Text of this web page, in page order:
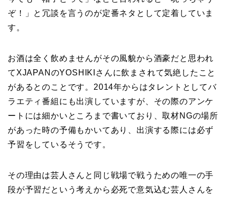
ぞ！」と冗談を言うのが定番ネタとして定着していま
す。
お酒は全く飲めませんがその風貌から酒豪だと思われ
てXJAPANのYOSHIKIさんに飲まされて気絶したこと
があるとのことです。2014年からはタレントとしてバ
ラエティ番組にも出演していますが、その際のアンケ
ートには細かいところまで書いており、取材NGの場所
があった時の予備もかいてあり、出演する際には必ず
予習をしているそうです。
その理由は芸人さんと同じ戦場で戦うための唯一の手
段が予習だという考えから必死で意気込む芸人さんを